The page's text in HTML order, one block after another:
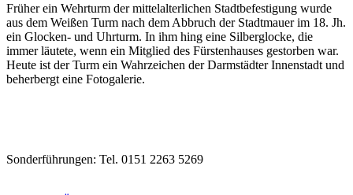
Früher ein Wehrturm der mittelalterlichen Stadtbefestigung wurde
aus dem Weißen Turm nach dem Abbruch der Stadtmauer im 18. Jh.
ein Glocken- und Uhrturm. In ihm hing eine Silberglocke, die
immer läutete, wenn ein Mitglied des Fürstenhauses gestorben war.
Heute ist der Turm ein Wahrzeichen der Darmstädter Innenstadt und
beherbergt eine Fotogalerie.
Sonderführungen: Tel. 0151 2263 5269